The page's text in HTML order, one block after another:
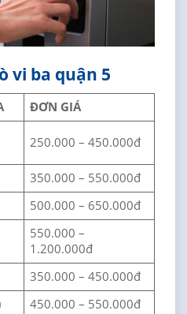
vi ba quận 5
ĐƠN GIÁ
250.000 – 450.000đ
350.000 – 550.000đ
500.000 – 650.000đ
550.000 –
1.200.000đ
350.000 – 450.000đ
450.000 – 550.000đ